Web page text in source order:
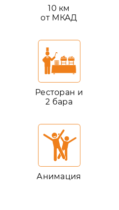
10 км
от МКАД
Ресторан и
2 бара
Анимация